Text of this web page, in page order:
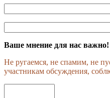
Ваше мнение для нас важно!
Не ругаемся, не спамим, не
участникам обсуждения,